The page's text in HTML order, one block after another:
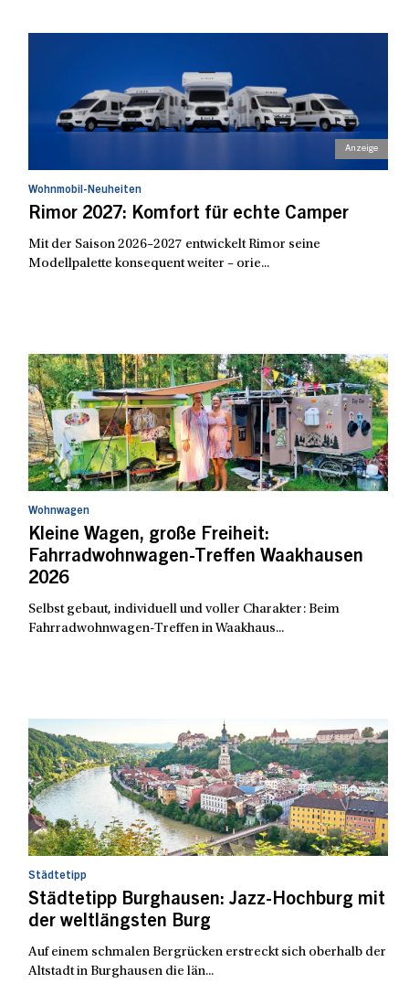
Wohnmobil-Neuheiten
Rimor 2027: Komfort für echte Camper
Mit der Saison 2026–2027 entwickelt Rimor seine
Modellpalette konsequent weiter – orie...
Wohnwagen
Kleine Wagen, große Freiheit:
Fahrradwohnwagen-Treffen Waakhausen
2026
Selbst gebaut, individuell und voller Charakter: Beim
Fahrradwohnwagen-Treffen in Waakhaus...
Städtetipp
Städtetipp Burghausen: Jazz-Hochburg mit
der weltlängsten Burg
Auf einem schmalen Bergrücken erstreckt sich oberhalb der
Altstadt in Burghausen die län...